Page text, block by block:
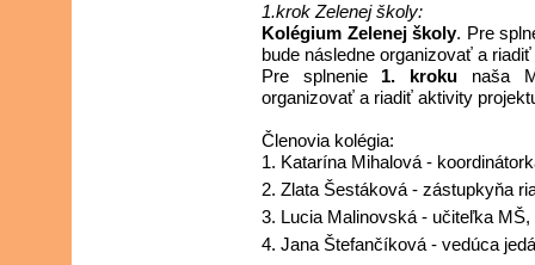
1.krok Zelenej školy:
Kolégium Zelenej školy. Pre
bude následne organizovať a
Pre splnenie 1. kroku naša
organizovať a riadiť aktivity
Členovia kolégia:
Katarína Mihalová -
Zlata Šestáková - zástupkyňa
Lucia Malinovská - učiteľka MŠ,
Jana Štefančíková - vedúca